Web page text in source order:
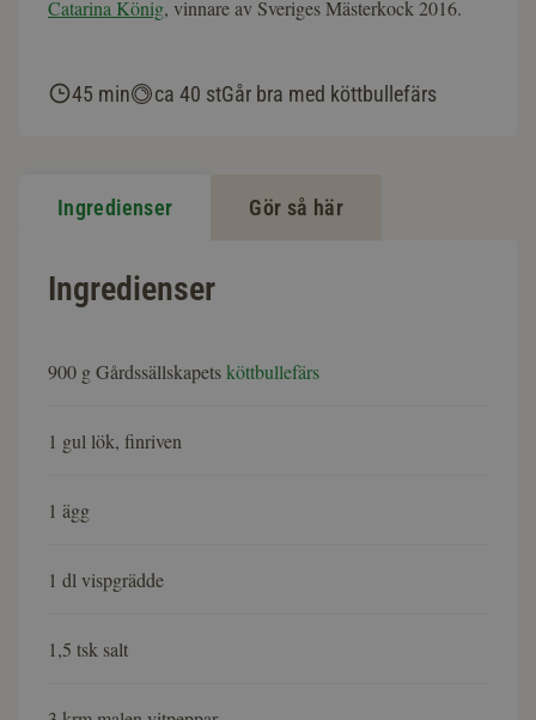
Catarina König, vinnare av Sveriges Mästerkock 2016.
45 min ca 40 stGår bra med köttbullefärs
Ingredienser Gör så här
Ingredienser
900 g Gårdssällskapetsköttbullefärs
1 gul lök, finriven
1 ägg
1 dl vispgrädde
1,5 tsk salt